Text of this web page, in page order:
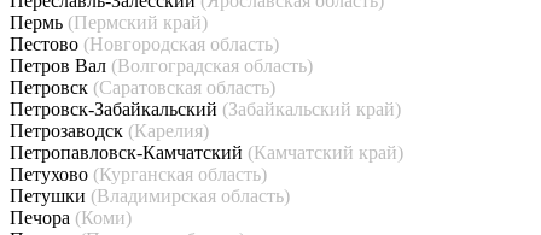
Пермь (Пермский край)
Пестово (Новгородская область)
Петров Вал (Волгоградская область)
Петровск (Саратовская область)
Петровск-Забайкальский (Забайкальский край)
Петрозаводск (Карелия)
Петропавловск-Камчатский (Камчатский край)
Петухово (Курганская область)
Петушки (Владимирская область)
Печора (Коми)